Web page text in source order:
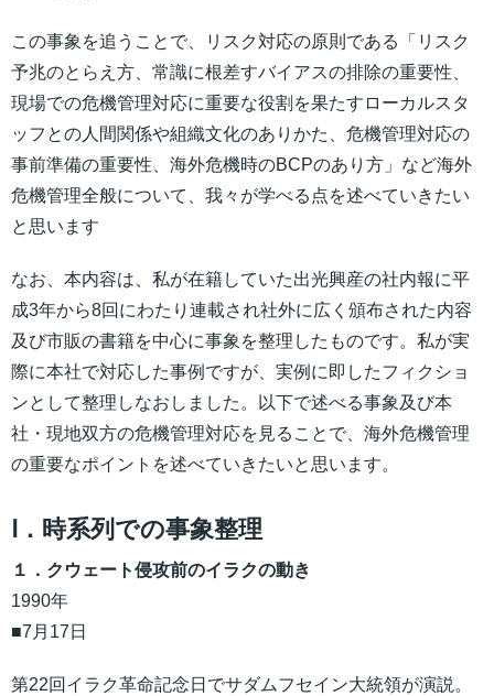
この事象を追うことで、リスク対応の原則である「リスク
予兆のとらえ方、常識に根差すバイアスの排除の重要性、
現場での危機管理対応に重要な役割を果たすローカルスタ
ッフとの人間関係や組織文化のありかた、危機管理対応の
事前準備の重要性、海外危機時のBCPのあり方」など海外
危機管理全般について、我々が学べる点を述べていきたい
と思います
なお、本内容は、私が在籍していた出光興産の社内報に平
成3年から8回にわたり連載され社外に広く頒布された内容
及び市販の書籍を中心に事象を整理したものです。私が実
際に本社で対応した事例ですが、実例に即したフィクショ
ンとして整理しなおしました。以下で述べる事象及び本
社・現地双方の危機管理対応を見ることで、海外危機管理
の重要なポイントを述べていきたいと思います。
Ⅰ．時系列での事象整理
１．クウェート侵攻前のイラクの動き
1990年
■7月17日
第22回イラク革命記念日でサダムフセイン大統領が演説。